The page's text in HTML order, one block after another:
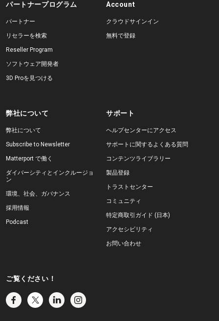
パートナープログラム
パートナー
リセラーを検索
Reseller Program
ソフトウェア開発者
3D Proを見つける
Account
クラウドサインイン
無料で登録
弊社について
弊社について
Subscribe to Newsletter
Matterport で働く
ダイバーシティとインクルージョ
ン
環境、社会、ガバナンス
採用情報
Podcast
サポート
ヘルプセンターにアクセス
サポートに関するよくある質問
コンテンツライブラリー
製品登録
トラストセンター
コミュニティ
特定商取引ガイド (日本)
アクセシビリティ
お問い合わせ
ご覧ください！